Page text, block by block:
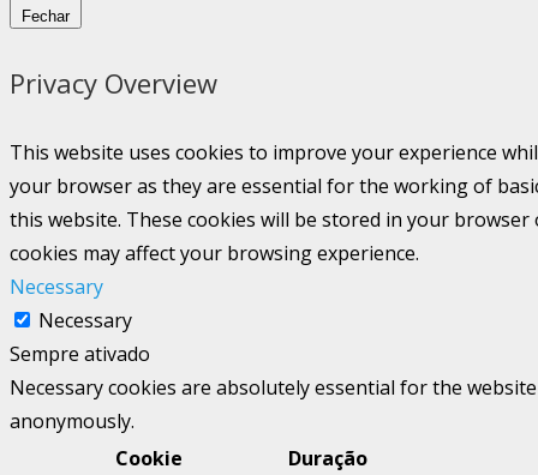
Fechar
Privacy Overview
This website uses cookies to improve your experience
your browser as they are essential for the working of
this website. These cookies will be stored in your
cookies may affect your browsing experience.
Necessary
Necessary
Sempre ativado
Necessary cookies are absolutely essential for the
anonymously.
Cookie
Duração